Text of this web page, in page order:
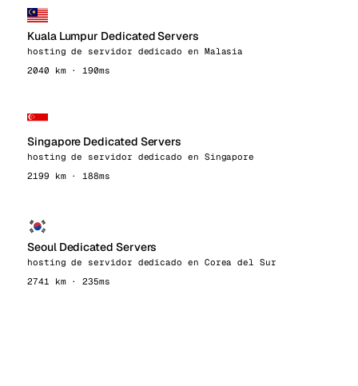
Kuala Lumpur Dedicated Servers
hosting de servidor dedicado en Malasia
2040 km · 190ms
Singapore Dedicated Servers
hosting de servidor dedicado en Singapore
2199 km · 188ms
Seoul Dedicated Servers
hosting de servidor dedicado en Corea del Sur
2741 km · 235ms